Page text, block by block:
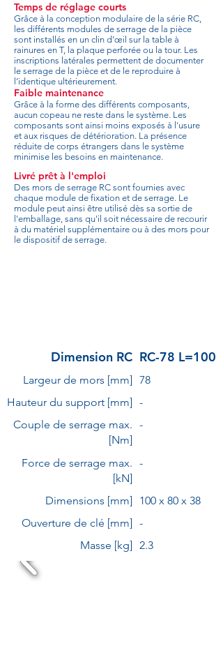
Temps de réglage courts
Grâce à la conception modulaire de la série RC,
les différents modules de serrage de la pièce
sont installés en un clin d’œil sur la table à
rainures en T, la plaque perforée ou la tour. Les
inscriptions latérales permettent de documenter
le serrage de la pièce et de le reproduire à
l’identique ultérieurement.
Faible maintenance
Grâce à la forme des différents composants,
aucun copeau ne reste dans le système. Les
composants sont ainsi moins exposés à l'usure
et aux risques de détérioration. La présence
réduite de corps étrangers dans le système
minimise les besoins en maintenance.
Livré prêt à l'emploi
Des mors de serrage RC sont fournies avec
chaque module de fixation et de serrage. Le
module peut ainsi être utilisé dès sa sortie de
l'emballage, sans qu'il soit nécessaire de recourir
à du matériel supplémentaire ou à des mors pour
le dispositif de serrage.
Dimension RC RC-78 L=100
Largeur de mors [mm] 78
Hauteur du support [mm] -
Couple de serrage max.
[Nm]
-
Force de serrage max.
[kN]
-
Dimensions [mm]
100 x 80 x 38
Ouverture de clé [mm] -
Masse [kg] 2.3